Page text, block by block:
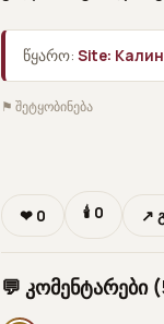
წყარო: Site:
⚑ შეტყობინება
❤ 0 🕯 0 ↗
💬 კომენტარები